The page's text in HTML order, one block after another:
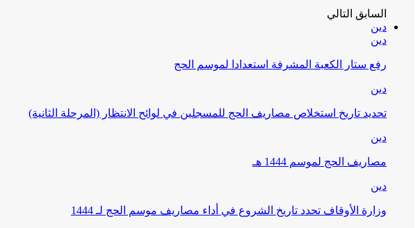
السابق التالي
دين
دين
رفع ستار الكعبة المشرفة استعدادا لموسم الحج
دين
تحديد تاريخ استخلاص مصاريف الحج للمسجلين في لوائح الانتظار (المرحلة الثانية)
دين
مصاريف الحج لموسم 1444 هـ
دين
وزارة الأوقاف تحدد تاريخ الشروع في أداء مصاريف موسم الحج لـ 1444